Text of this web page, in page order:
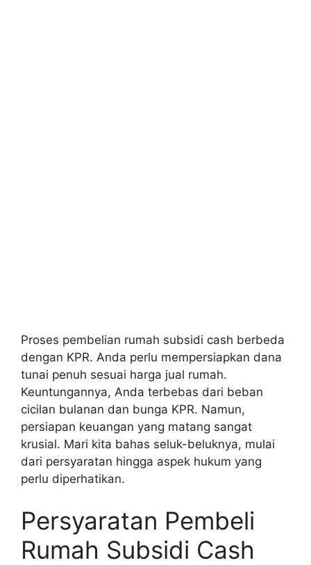
Proses pembelian rumah subsidi cash berbeda
dengan KPR. Anda perlu mempersiapkan dana
tunai penuh sesuai harga jual rumah.
Keuntungannya, Anda terbebas dari beban
cicilan bulanan dan bunga KPR. Namun,
persiapan keuangan yang matang sangat
krusial. Mari kita bahas seluk-beluknya, mulai
dari persyaratan hingga aspek hukum yang
perlu diperhatikan.
Persyaratan Pembeli
Rumah Subsidi Cash